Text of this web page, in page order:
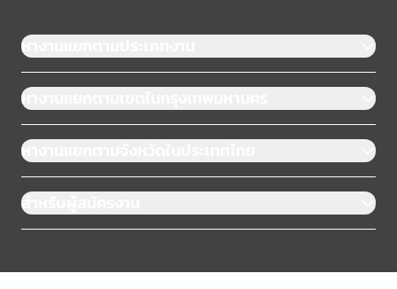
หางานแยกตามประเภทงาน
หางานแยกตามเขตในกรุงเทพมหานคร
หางานแยกตามจังหวัดในประเทศไทย
สำหรับผู้สมัครงาน